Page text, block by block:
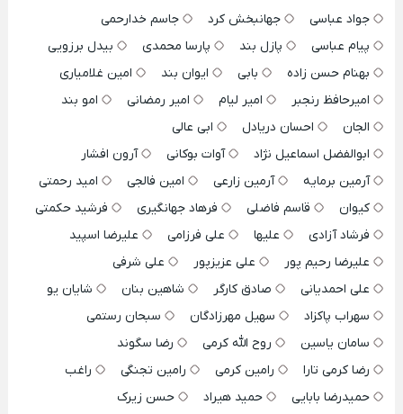
جواد عباسی جهانبخش کرد
جاسم خدارحمی
پیام عباسی
پازل بند پارسا محمدی
بیدل برزویی
بهنام حسن زاده
بابی ایوان بند
امین غلامیاری
امیرحافظ رنجبر
امیر لیام امیر رمضانی
امو بند
الجان
احسان دریادل
ابی عالی
ابوالفضل اسماعیل نژاد
آوات بوکانی
آرون افشار
آرمین برمایه
آرمین زارعی امین فالجی
امید رحمتی
کیوان
قاسم فاضلی فرهاد جهانگیری
فرشید حکمتی
فرشاد آزادی
علیها علی فرزامی
علیرضا اسپید
علیرضا رحیم پور
علی عزیزپور
علی شرفی
علی احمدیانی
صادق کارگر شاهین بنان
شایان یو
سهراب پاکزاد
سهیل مهرزادگان
سبحان رستمی
سامان یاسین
روح الله کرمی
رضا سگوند
رضا کرمی تارا
رامین کرمی رامین تجنگی
راغب
حمیدرضا بابایی
حمید هیراد
حسن زیرک